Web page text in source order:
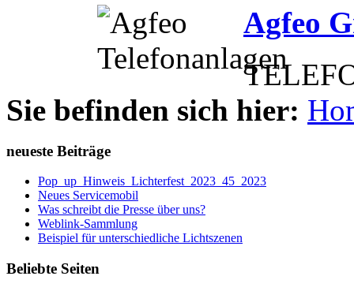
Agfeo
Sie befinden sich hier:
neueste Beiträge
Pop_up_Hinweis_Lichterfest_2023_45_2023
Neues Servicemobil
Was schreibt die Presse über uns?
Weblink-Sammlung
Beispiel für unterschiedliche Lichtszenen
Beliebte Seiten